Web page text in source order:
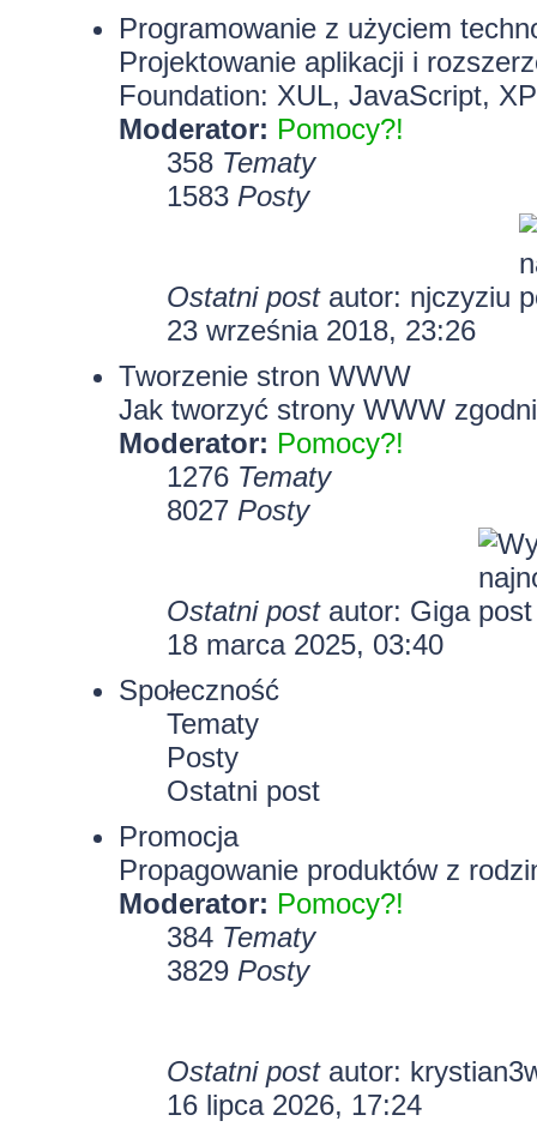
Programowanie z użyciem
Projektowanie aplikacji i
Foundation: XUL, JavaScript,
Moderator: Pomocy?!
358 Tematy
1583 Posty
Ostatni postautor: njczyziu
23 września 2018, 23:26
Tworzenie stron WWW
Jak tworzyć strony WWW
Moderator: Pomocy?!
1276 Tematy
8027 Posty
Ostatni postautor: Giga
18 marca 2025, 03:40
Społeczność
Tematy
Posty
Ostatni post
Promocja
Propagowanie produktów z
Moderator: Pomocy?!
384 Tematy
3829 Posty
Ostatni postautor:
16 lipca 2026, 17:24